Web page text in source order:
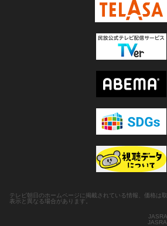
テレビ朝日のホームページに掲載されている情報、価格は
表示と異なる場合があります。